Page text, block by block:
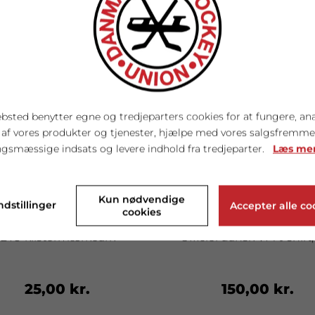
DIU klistermærkeark
25,00 kr.
Officiel dansk VM t-
150,00 kr.
benytter egne og tredjeparters cookies for at fungere,
vores produkter og tjenester, hjælpe med vores
indsats og levere indhold fra tredjeparter. Læs
Kun nødvendige
cookies
Accepter alle